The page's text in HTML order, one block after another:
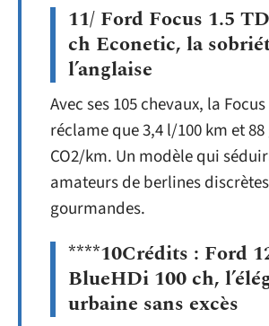
11/ Ford Focus 1.5
ch Econetic, la
l’anglaise
Avec ses 105 chevaux, la
réclame que 3,4 l/100 km et 88
CO2/km. Un modèle qui
amateurs de berlines
gourmandes.
****10Crédits : Ford
BlueHDi 100 ch,
urbaine sans excès